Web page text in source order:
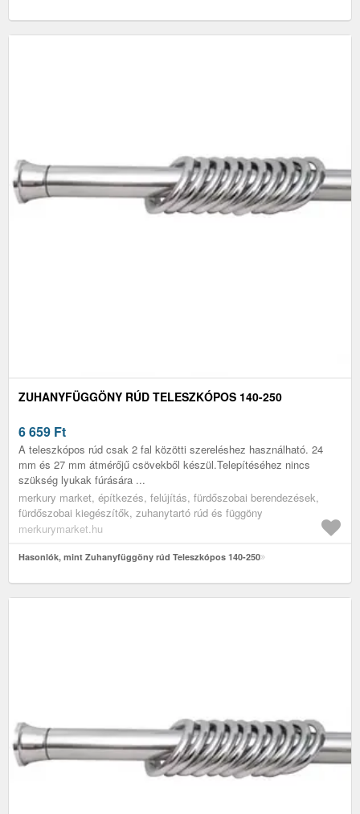
ZUHANYFÜGGÖNY RÚD TELESZKÓPOS 140-250
6 659 Ft
A teleszkópos rúd csak 2 fal közötti szereléshez használható. 24
mm és 27 mm átmérőjű csövekből készül.Telepítéséhez nincs
szükség lyukak fúrására ...
merkury market, építkezés, felújítás, fürdőszobai berendezések,
fürdőszobai kiegészítők, zuhanytartó rúd és függöny
merkurymarket.hu
Hasonlók, mint Zuhanyfüggöny rúd Teleszkópos 140-250